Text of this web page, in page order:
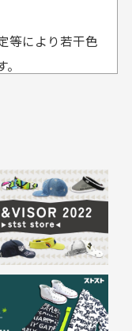
す
たスカートが購
30代女性
発送させて頂いて
800円とさせて頂
頂けた場合は送
複数商品を入れて
等により若干色
ので、若干の誤
を行っておりま
古着特有の香